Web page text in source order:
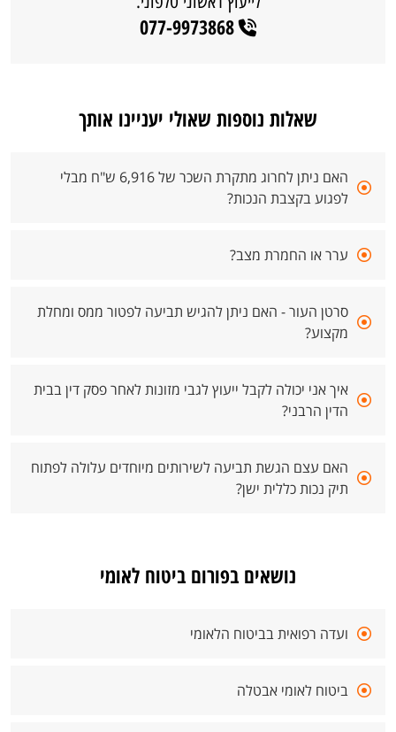
077-9973868
שאלות נוספות שאולי יעניינו אותך
האם ניתן לחרוג מתקרת השכר של 6,916 ש"ח מבלי
לפגוע בקצבת הנכות?
ערר או החמרת מצב?
סרטן העור - האם ניתן להגיש תביעה לפטור ממס ומחלת
מקצוע?
איך אני יכולה לקבל ייעוץ לגבי מזונות לאחר פסק דין בבית
הדין הרבני?
האם עצם הגשת תביעה לשירותים מיוחדים עלולה לפתוח
תיק נכות כללית ישן?
נושאים בפורום ביטוח לאומי
ועדה רפואית בביטוח הלאומי
ביטוח לאומי אבטלה